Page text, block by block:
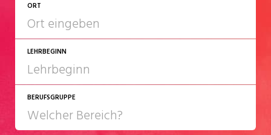
ORT
LEHRBEGINN
2027
BERUFSGRUPPE